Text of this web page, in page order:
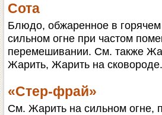
Сота
Блюдо, обжаренное в
сильном огне при частом
перемешивании. См. также
Жарить, Жарить на сковороде.
«Стер-фрай»
См. Жарить на сильном огне,